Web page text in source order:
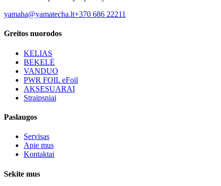
yamaha@yamatecha.lt+370 686 22211
Greitos nuorodos
KELIAS
BEKELĖ
VANDUO
PWR FOIL eFoil
AKSESUARAI
Straipsniai
Paslaugos
Servisas
Apie mus
Kontaktai
Sekite mus